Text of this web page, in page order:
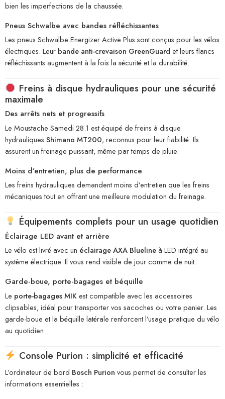
bien les imperfections de la chaussée.
Pneus Schwalbe avec bandes réfléchissantes
Les pneus Schwalbe Energizer Active Plus sont conçus pour les vélos
électriques. Leur bande anti-crevaison GreenGuard et leurs flancs
réfléchissants augmentent à la fois la sécurité et la durabilité.
Freins à disque hydrauliques pour une sécurité
maximale
Des arrêts nets et progressifs
Le Moustache Samedi 28.1 est équipé de freins à disque
hydrauliques Shimano MT200, reconnus pour leur fiabilité. Ils
assurent un freinage puissant, même par temps de pluie.
Moins d’entretien, plus de performance
Les freins hydrauliques demandent moins d’entretien que les freins
mécaniques tout en offrant une meilleure modulation du freinage.
Équipements complets pour un usage quotidien
Éclairage LED avant et arrière
Le vélo est livré avec un éclairage AXA Bluelineà LED intégré au
système électrique. Il vous rend visible de jour comme de nuit.
Garde-boue, porte-bagages et béquille
Le porte-bagages MIKest compatible avec les accessoires
clipsables, idéal pour transporter vos sacoches ou votre panier. Les
garde-boue et la béquille latérale renforcent l’usage pratique du vélo
au quotidien.
Console Purion : simplicité et efficacité
L’ordinateur de bord Bosch Purion vous permet de consulter les
informations essentielles :